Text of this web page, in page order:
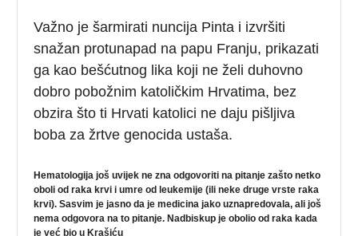
Važno je šarmirati nuncija Pinta i izvršiti
snažan protunapad na papu Franju, prikazati
ga kao bešćutnog lika koji ne želi duhovno
dobro pobožnim katoličkim Hrvatima, bez
obzira što ti Hrvati katolici ne daju pišljiva
boba za žrtve genocida ustaša.
Hematologija još uvijek ne zna odgovoriti na pitanje zašto netko
oboli od raka krvi i umre od leukemije (ili neke druge vrste raka
krvi). Sasvim je jasno da je medicina jako uznapredovala, ali još
nema odgovora na to pitanje. Nadbiskup je obolio od raka kada
je već bio u Krašiću